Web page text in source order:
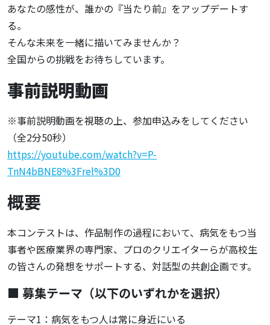
あなたの感性が、誰かの『当たり前』をアップデートす
る。
そんな未来を一緒に描いてみませんか？
全国からの挑戦をお待ちしています。
事前説明動画
※事前説明動画を視聴の上、参加申込みをしてください
（全2分50秒）
https://youtube.com/watch?v=P-
TnN4bBNE8%3Frel%3D0
概要
本コンテストは、作品制作の過程において、病気をもつ当
事者や医療業界の専門家、プロのクリエイターらが高校生
の皆さんの発想をサポートする、対話型の共創企画です。
■ 募集テーマ（以下のいずれかを選択）
テーマ1：病気をもつ人は常に身近にいる